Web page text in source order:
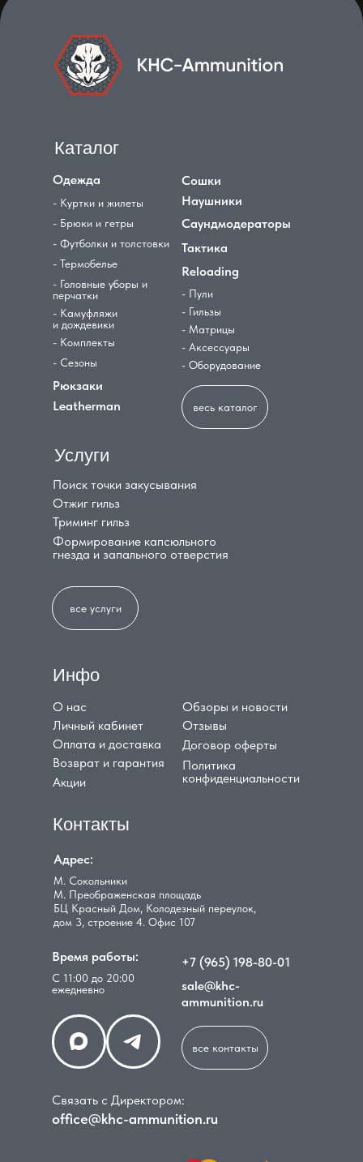
Каталог
Инфо
Контакты
Одежда
- Куртки и жилеты
- Брюки и гетры
- Футболки и толстовки
- Термобелье
- Головные уборы и
перчатки
- Камуфляжи
и дождевики
- Комплекты
- Сезоны
Рюкзаки
Leatherman
Сошки
Наушники
Саундмодераторы
Тактика
О нас
Личный кабинет
Оплата и доставка
Возврат и гарантия
Акции
Обзоры и новости
Отзывы
Договор оферты
Адрес:
М. Сокольники
М. Преображенская площадь
БЦ Красный Дом, Колодезный переулок,
дом 3, строение 4. Офис 107
Время работы:
С 11:00 до 20:00
ежедневно
office@khc-ammunition.ru
Связать с Директором:
+7 (965) 198-80-01
sale@khc-
ammunition.ru
Reloading
- Пули
- Гильзы
- Матрицы
- Аксессуары
- Оборудование
Поиск точки закусывания
Услуги
Отжиг гильз
Триминг гильз
Формирование капсюльного
гнезда и запального отверстия
весь каталог
все услуги
все контакты
Политика
конфиденциальности